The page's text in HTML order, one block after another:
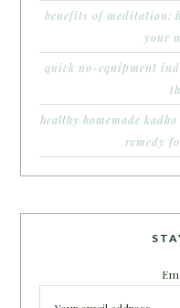
benefits of meditation:
your
quick no-equipment
healthy homemade
remedy